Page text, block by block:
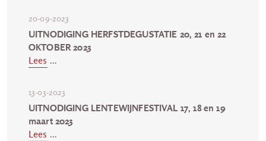
20-09-2023
UITNODIGING HERFSTDEGUSTATIE 20, 21 en 22
OKTOBER 2023
Lees ...
13-03-2023
UITNODIGING LENTEWIJNFESTIVAL 17, 18 en 19
maart 2023
Lees ...